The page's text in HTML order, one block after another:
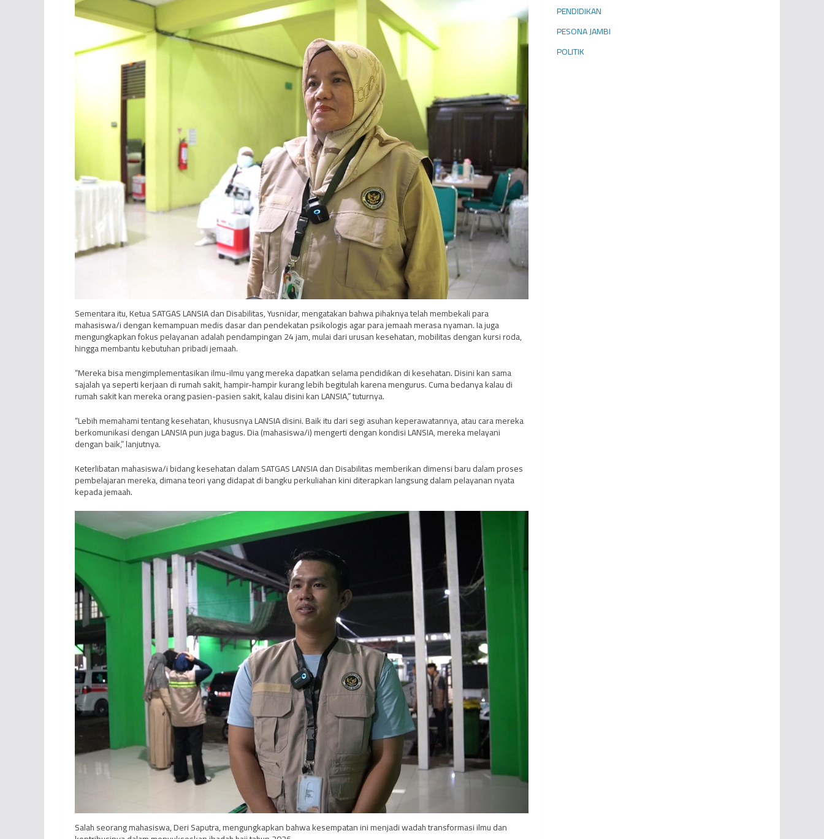
Sementara itu, Ketua SATGAS LANSIA dan Disabilitas, Yusnidar, mengatakan bahwa pihaknya telah membekali para
mahasiswa/i dengan kemampuan medis dasar dan pendekatan psikologis agar para jemaah merasa nyaman. Ia juga
mengungkapkan fokus pelayanan adalah pendampingan 24 jam, mulai dari urusan kesehatan, mobilitas dengan kursi roda,
hingga membantu kebutuhan pribadi jemaah.
“Mereka bisa mengimplementasikan ilmu-ilmu yang mereka dapatkan selama pendidikan di kesehatan. Disini kan sama
sajalah ya seperti kerjaan di rumah sakit, hampir-hampir kurang lebih begitulah karena mengurus. Cuma bedanya kalau di
rumah sakit kan mereka orang pasien-pasien sakit, kalau disini kan LANSIA,” tuturnya.
“Lebih memahami tentang kesehatan, khususnya LANSIA disini. Baik itu dari segi asuhan keperawatannya, atau cara mereka
berkomunikasi dengan LANSIA pun juga bagus. Dia (mahasiswa/i) mengerti dengan kondisi LANSIA, mereka melayani
dengan baik,” lanjutnya.
Keterlibatan mahasiswa/i bidang kesehatan dalam SATGAS LANSIA dan Disabilitas memberikan dimensi baru dalam proses
pembelajaran mereka, dimana teori yang didapat di bangku perkuliahan kini diterapkan langsung dalam pelayanan nyata
kepada jemaah.
Salah seorang mahasiswa, Deri Saputra, mengungkapkan bahwa kesempatan ini menjadi wadah transformasi ilmu dan
PENDIDIKAN
PESONA JAMBI
POLITIK